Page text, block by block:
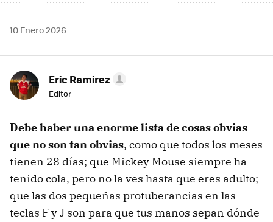
10 Enero 2026
Eric Ramirez
Editor
Debe haber una enorme lista de cosas obvias
que no son tan obvias, como que todos los meses
tienen 28 días; que Mickey Mouse siempre ha
tenido cola, pero no la ves hasta que eres adulto;
que las dos pequeñas protuberancias en las
teclas F y J son para que tus manos sepan dónde